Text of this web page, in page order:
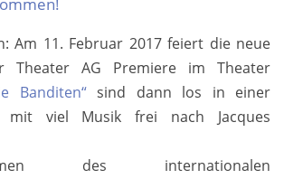
Am 11. Februar 2017 feiert die neue
Theater AG Premiere im Theater
Banditen“sind dann los in einer
mit viel Musik frei nach Jacques
des internationalen